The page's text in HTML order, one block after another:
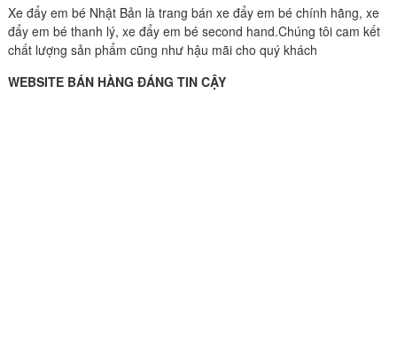
Xe đẩy em bé Nhật Bản là trang bán xe đẩy em bé chính hãng, xe
đẩy em bé thanh lý, xe đẩy em bé second hand.Chúng tôi cam kết
chất lượng sản phẩm cũng như hậu mãi cho quý khách
WEBSITE BÁN HÀNG ĐÁNG TIN CẬY